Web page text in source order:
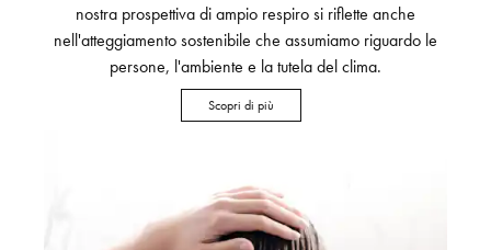
nostra prospettiva di ampio respiro si riflette anche
nell'atteggiamento sostenibile che assumiamo riguardo le
persone, l'ambiente e la tutela del clima.
Scopri di più